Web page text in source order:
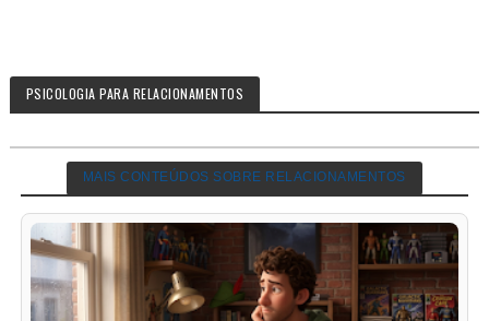
PSICOLOGIA PARA RELACIONAMENTOS
MAIS CONTEÚDOS SOBRE RELACIONAMENTOS